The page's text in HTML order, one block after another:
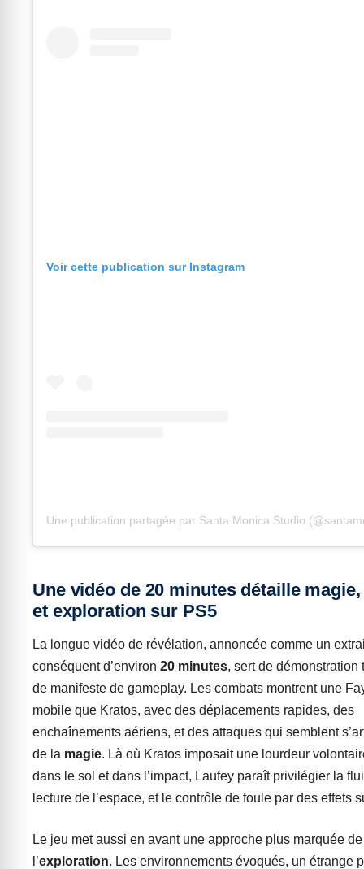
Voir cette publication sur Instagram
Une publication partagée par Santa Monica Studio
Une vidéo de 20 minutes détaille
et exploration sur PS5
La longue vidéo de révélation, annoncée comme un
conséquent d’environ 20 minutes, sert de démonstration
de manifeste de gameplay. Les combats montrent une
mobile que Kratos, avec des déplacements rapides, des
enchaînements aériens, et des attaques qui semblent
de la magie. Là où Kratos imposait une lourdeur
dans le sol et dans l’impact, Laufey paraît privilégier la
lecture de l’espace, et le contrôle de foule par des effets
Le jeu met aussi en avant une approche plus marquée de
l’exploration. Les environnements évoqués, un étrange